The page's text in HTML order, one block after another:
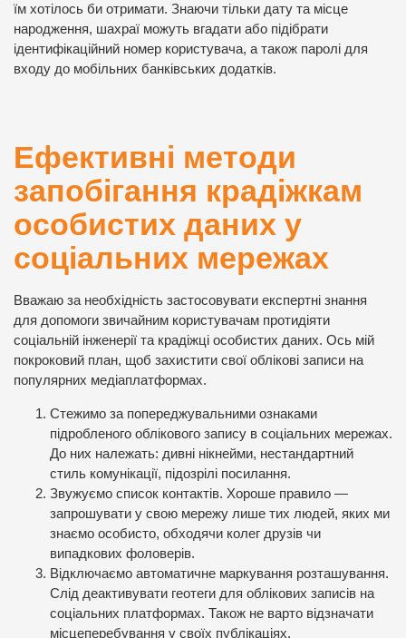
їм хотілось би отримати. Знаючи тільки дату та місце
народження, шахраї можуть вгадати або підібрати
ідентифікаційний номер користувача, а також паролі для
входу до мобільних банківських додатків.
Ефективні методи
запобігання крадіжкам
особистих даних у
соціальних мережах
Вважаю за необхідність застосовувати експертні знання
для допомоги звичайним користувачам протидіяти
соціальній інженерії та крадіжці особистих даних. Ось мій
покроковий план, щоб захистити свої облікові записи на
популярних медіаплатформах.
Стежимо за попереджувальними ознаками
підробленого облікового запису в соціальних мережах.
До них належать: дивні нікнейми, нестандартний
стиль комунікації, підозрілі посилання.
Звужуємо список контактів. Хороше правило —
запрошувати у свою мережу лише тих людей, яких ми
знаємо особисто, обходячи колег друзів чи
випадкових фоловерів.
Відключаємо автоматичне маркування розташування.
Слід деактивувати геотеги для облікових записів на
соціальних платформах. Також не варто відзначати
місцеперебування у своїх публікаціях.